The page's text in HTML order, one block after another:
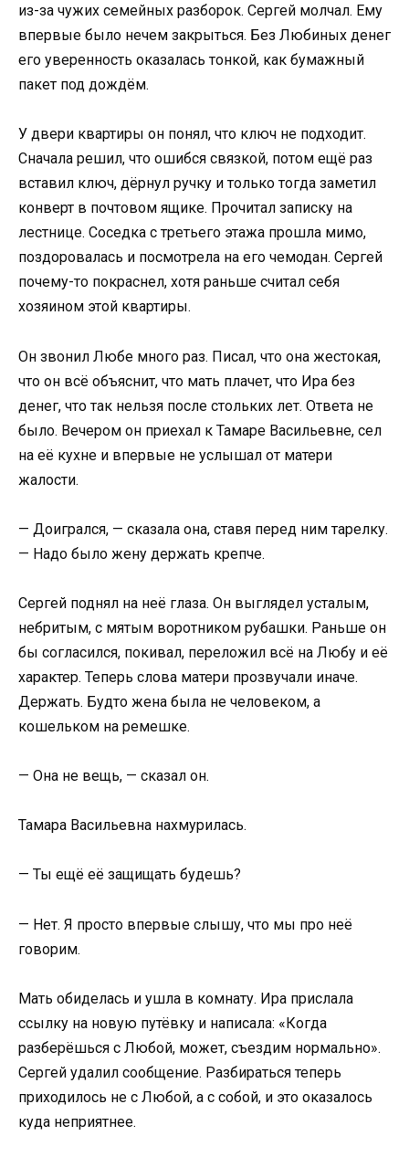
из-за чужих семейных разборок. Сергей молчал. Ему
впервые было нечем закрыться. Без Любиных денег
его уверенность оказалась тонкой, как бумажный
пакет под дождём.
У двери квартиры он понял, что ключ не подходит.
Сначала решил, что ошибся связкой, потом ещё раз
вставил ключ, дёрнул ручку и только тогда заметил
конверт в почтовом ящике. Прочитал записку на
лестнице. Соседка с третьего этажа прошла мимо,
поздоровалась и посмотрела на его чемодан. Сергей
почему-то покраснел, хотя раньше считал себя
хозяином этой квартиры.
Он звонил Любе много раз. Писал, что она жестокая,
что он всё объяснит, что мать плачет, что Ира без
денег, что так нельзя после стольких лет. Ответа не
было. Вечером он приехал к Тамаре Васильевне, сел
на её кухне и впервые не услышал от матери
жалости.
— Доигрался, — сказала она, ставя перед ним тарелку.
— Надо было жену держать крепче.
Сергей поднял на неё глаза. Он выглядел усталым,
небритым, с мятым воротником рубашки. Раньше он
бы согласился, покивал, переложил всё на Любу и её
характер. Теперь слова матери прозвучали иначе.
Держать. Будто жена была не человеком, а
кошельком на ремешке.
— Она не вещь, — сказал он.
Тамара Васильевна нахмурилась.
— Ты ещё её защищать будешь?
— Нет. Я просто впервые слышу, что мы про неё
говорим.
Мать обиделась и ушла в комнату. Ира прислала
ссылку на новую путёвку и написала: «Когда
разберёшься с Любой, может, съездим нормально».
Сергей удалил сообщение. Разбираться теперь
приходилось не с Любой, а с собой, и это оказалось
куда неприятнее.